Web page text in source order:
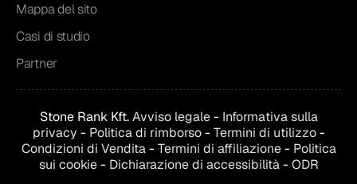
Mappa del sito
Casi di studio
Partner
Stone Rank Kft.Avviso legale- Informativa sulla
privacy - Politica di rimborso- Termini di utilizzo-
Condizioni di Vendita- Termini di affiliazione- Politica
sui cookie- Dichiarazione di accessibilità- ODR